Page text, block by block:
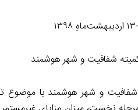
شفافیت و شهر هوشمند
و شهر هوشمند با موضوع